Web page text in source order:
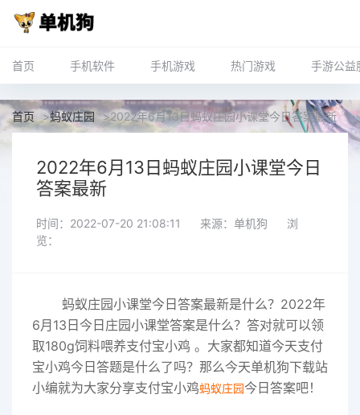
首页 手机软件 手机游戏 热门游戏 手游公益
首页 >蚂蚁庄园 >2022年6月13日蚂蚁庄园小课堂今日答案最新
2022年6月13日蚂蚁庄园小课堂今日
答案最新
时间：2022-07-20 21:08:11 来源：单机狗
浏
览：
蚂蚁庄园小课堂今日答案最新是什么？2022年
6月13日今日庄园小课堂答案是什么？答对就可以领
取180g饲料喂养支付宝小鸡 。大家都知道今天支付
宝小鸡今日答题是什么了吗？那么今天单机狗下载站
小编就为大家分享支付宝小鸡蚂蚁庄园今日答案吧！